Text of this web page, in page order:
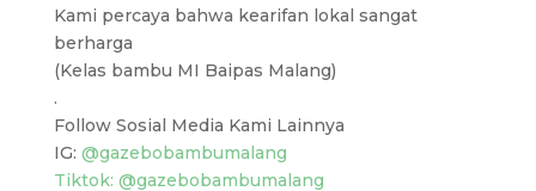
Kami percaya bahwa kearifan lokal sangat
berharga
(Kelas bambu MI Baipas Malang)
.
Follow Sosial Media Kami Lainnya
IG: @gazebobambumalang
Tiktok: @gazebobambumalang